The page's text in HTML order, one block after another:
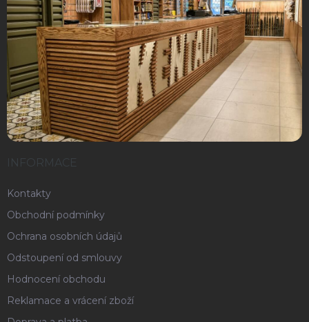
INFORMACE
Kontakty
Obchodní podmínky
Ochrana osobních údajů
Odstoupení od smlouvy
Hodnocení obchodu
Reklamace a vrácení zboží